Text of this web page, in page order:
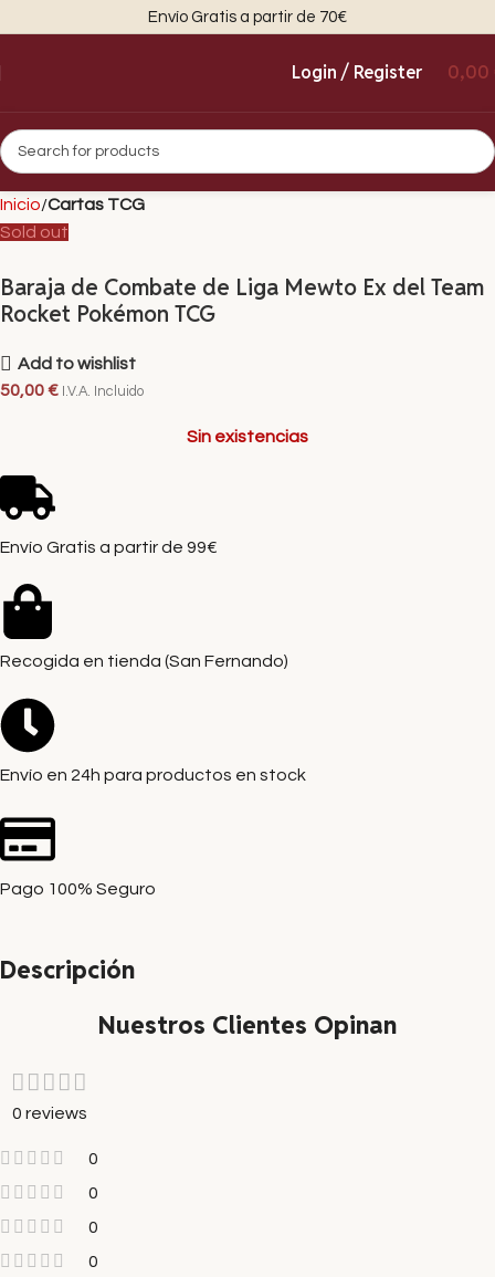
Envío Gratis a partir de 70€
Login / Register 0,00
Inicio Cartas TCG
Sold out
Baraja de Combate de Liga Mewto Ex del Team
Rocket Pokémon TCG
Add to wishlist
50,00€ I.V.A. Incluido
Sin existencias
Envío Gratis a partir de 99€
Recogida en tienda (San Fernando)
Envío en 24h para productos en stock
Pago 100% Seguro
Descripción
Nuestros Clientes Opinan
0 reviews
0
0
0
0